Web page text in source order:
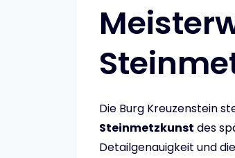
Die Burg Kreuzenstein
Steinmetzkunst des
Detailgenauigkeit und